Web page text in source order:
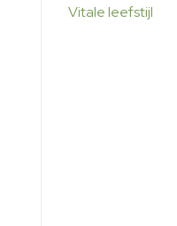
Vitale leefstijl